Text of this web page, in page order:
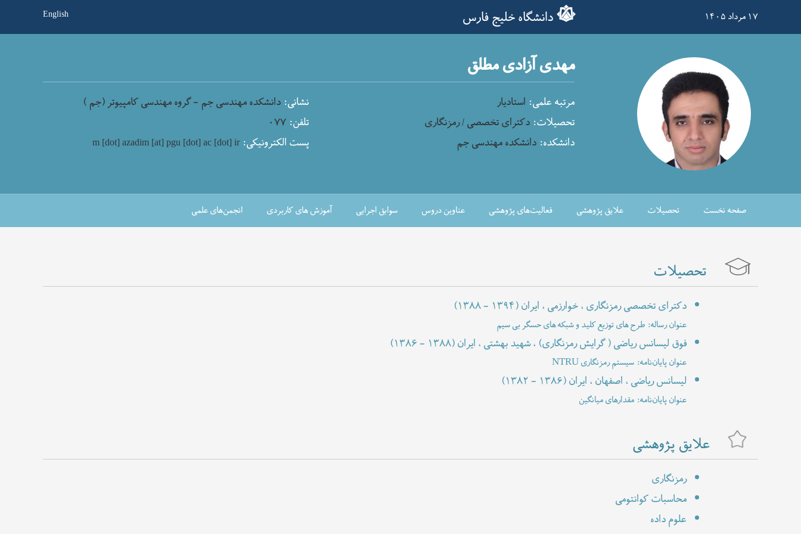
۱۷ مرداد ۱۴۰۵ دانشگاه خلیج فارس English
مهدی آزادی مطلق
مرتبه علمی: استادیار نشانی: دانشکده مهندسی جم - گروه مهندسی کامپیوتر (جم )
تحصیلات: دکترای تخصصی / رمزنگاری تلفن: ۰۷۷
دانشکده: دانشکده مهندسی جم پست الکترونیکی: m [dot] azadim [at] pgu [dot] ac [dot] ir
صفحه نخست تحصیلات علایق پژوهشی فعالیت‌های پژوهشی عناوین دروس سوابق اجرایی آموزش های کاربردی انجمن‌های علمی
تحصیلات
دکترای تخصصی رمزنگاری ، خوارزمی ، ایران(۱۳۸۸ - ۱۳۹۴)
عنوان رساله: طرح های توزیع کلید و شبکه های حسگر بی سیم
فوق لیسانس ریاضی ( گرایش رمزنگاری) ، شهید بهشتی ، ایران(۱۳۸۶ - ۱۳۸۸)
عنوان پایان‌نامه: سیستم رمزنگاری NTRU
لیسانس ریاضی ، اصفهان ، ایران(۱۳۸۲ - ۱۳۸۶)
عنوان پایان‌نامه: مقدارهای میانگین
علایق پژوهشی
رمزنگاری
محاسبات کوانتومی
علوم داده